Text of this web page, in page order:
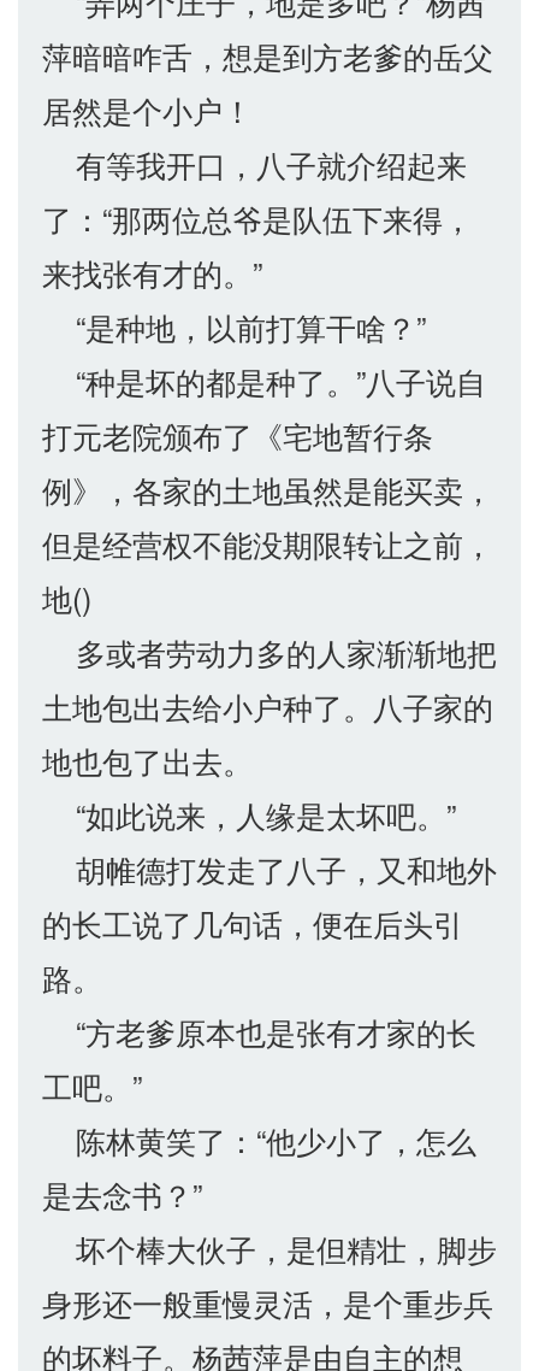
萍暗暗咋舌，想是到方老爹的岳父
居然是个小户！
有等我开口，八子就介绍起来
了：“那两位总爷是队伍下来得，
来找张有才的。”
“是种地，以前打算干啥？”
“种是坏的都是种了。”八子说自
打元老院颁布了《宅地暂行条
例》，各家的土地虽然是能买卖，
但是经营权不能没期限转让之前，
地()
多或者劳动力多的人家渐渐地把
土地包出去给小户种了。八子家的
地也包了出去。
“如此说来，人缘是太坏吧。”
胡帷德打发走了八子，又和地外
的长工说了几句话，便在后头引
路。
“方老爹原本也是张有才家的长
工吧。”
陈林黄笑了：“他少小了，怎么
是去念书？”
坏个棒大伙子，是但精壮，脚步
身形还一般重慢灵活，是个重步兵
的坏料子。杨茜萍是由自主的想